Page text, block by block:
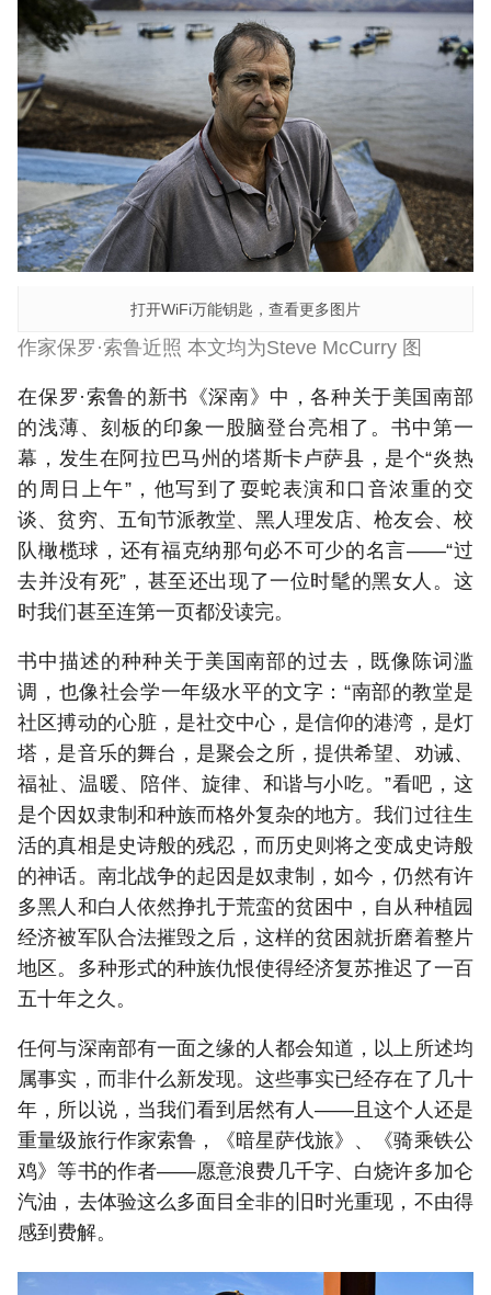
打开WiFi万能钥匙，查看更多图片
作家保罗·索鲁近照 本文均为Steve McCurry 图
在保罗·索鲁的新书《深南》中，各种关于美国南部
的浅薄、刻板的印象一股脑登台亮相了。书中第一
幕，发生在阿拉巴马州的塔斯卡卢萨县，是个“炎热
的周日上午”，他写到了耍蛇表演和口音浓重的交
谈、贫穷、五旬节派教堂、黑人理发店、枪友会、校
队橄榄球，还有福克纳那句必不可少的名言——“过
去并没有死”，甚至还出现了一位时髦的黑女人。这
时我们甚至连第一页都没读完。
书中描述的种种关于美国南部的过去，既像陈词滥
调，也像社会学一年级水平的文字：“南部的教堂是
社区搏动的心脏，是社交中心，是信仰的港湾，是灯
塔，是音乐的舞台，是聚会之所，提供希望、劝诫、
福祉、温暖、陪伴、旋律、和谐与小吃。”看吧，这
是个因奴隶制和种族而格外复杂的地方。我们过往生
活的真相是史诗般的残忍，而历史则将之变成史诗般
的神话。南北战争的起因是奴隶制，如今，仍然有许
多黑人和白人依然挣扎于荒蛮的贫困中，自从种植园
经济被军队合法摧毁之后，这样的贫困就折磨着整片
地区。多种形式的种族仇恨使得经济复苏推迟了一百
五十年之久。
任何与深南部有一面之缘的人都会知道，以上所述均
属事实，而非什么新发现。这些事实已经存在了几十
年，所以说，当我们看到居然有人——且这个人还是
重量级旅行作家索鲁，《暗星萨伐旅》、《骑乘铁公
鸡》等书的作者——愿意浪费几千字、白烧许多加仑
汽油，去体验这么多面目全非的旧时光重现，不由得
感到费解。